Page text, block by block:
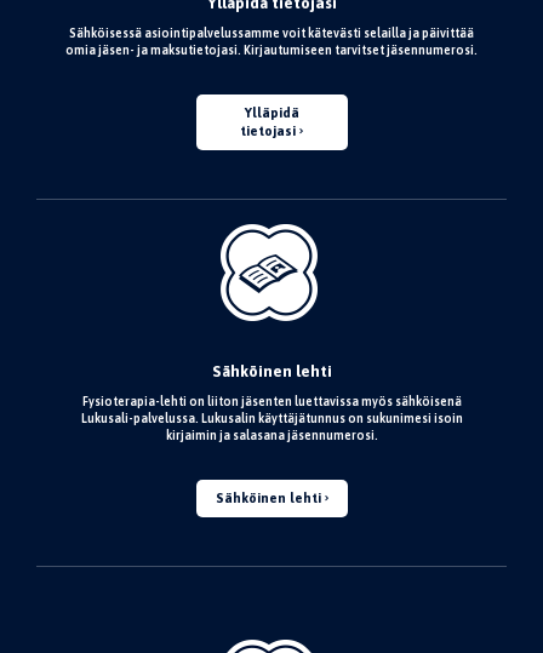
Sähköisessä asiointipalvelussamme voit kätevästi selailla ja päivittää
omia jäsen- ja maksutietojasi. Kirjautumiseen tarvitset jäsennumerosi.
Ylläpidä
tietojasi
Sähköinen lehti
Fysioterapia-lehti on liiton jäsenten luettavissa myös sähköisenä
Lukusali-palvelussa. Lukusalin käyttäjätunnus on sukunimesi isoin
kirjaimin ja salasana jäsennumerosi.
Sähköinen lehti